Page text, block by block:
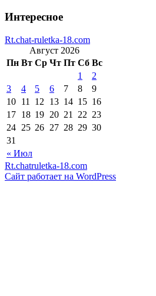
Интересное
Rt.chat-ruletka-18.com
Август 2026
Пн Вт Ср Чт Пт Сб Вс
« Июл
1
2
3
4 5 6 7 8
9
10 11 12 13 14 15 16
17 18 19 20 21 22 23
24 25 26 27 28 29 30
31
Rt.chatruletka-18.com
Сайт работает на WordPress